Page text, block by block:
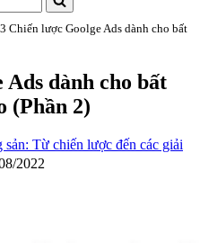
Chiến lược Goolge Ads dành cho bất
Ads dành cho bất
(Phần 2)
Từ chiến lược đến các giải
2022